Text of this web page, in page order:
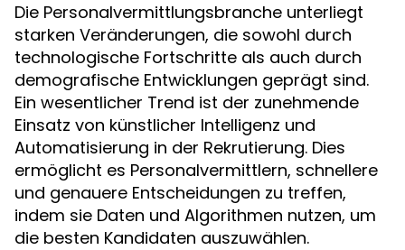
Die Personalvermittlungsbranche unterliegt
starken Veränderungen, die sowohl durch
technologische Fortschritte als auch durch
demografische Entwicklungen geprägt sind.
Ein wesentlicher Trend ist der zunehmende
Einsatz von künstlicher Intelligenz und
Automatisierung in der Rekrutierung. Dies
ermöglicht es Personalvermittlern, schnellere
und genauere Entscheidungen zu treffen,
indem sie Daten und Algorithmen nutzen, um
die besten Kandidaten auszuwählen.